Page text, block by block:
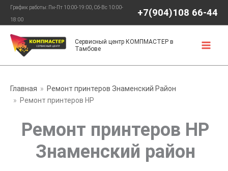
Перейти
содержимому
График работы: Пн-Пт 10:00-19:00, Сб-Вс 10:00-
18:00
+7(904)108 66-44
Сервисный центр КОМПМАСТЕР в
Тамбове
Главная
Ремонт принтеров Знаменский Район
Ремонт принтеров HP
Ремонт принтеров HP
Знаменский район